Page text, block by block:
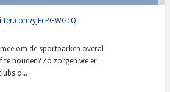
yjEcPGWGcQ
om de sportparken overal
houden? Zo zorgen we er
o...